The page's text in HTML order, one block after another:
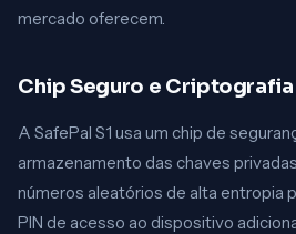
mercado oferecem.
Chip Seguro e Criptografia
A SafePal S1 usa um chip de
armazenamento das chaves
números aleatórios de alta entropia
PIN de acesso ao dispositivo